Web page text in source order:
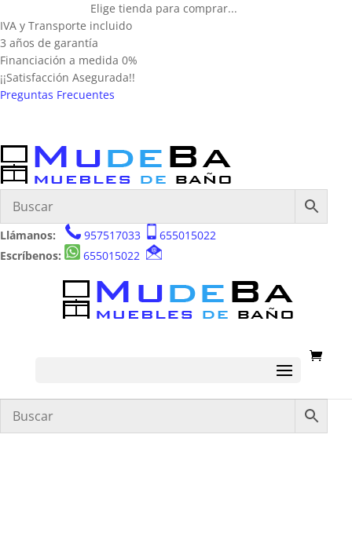
Elige tienda para comprar...
IVA y Transporte incluido
3 años de garantía
Financiación a medida 0%
¡¡Satisfacción Asegurada!!
Preguntas Frecuentes
Llámanos: 957517033
655015022
Escríbenos:
655015022